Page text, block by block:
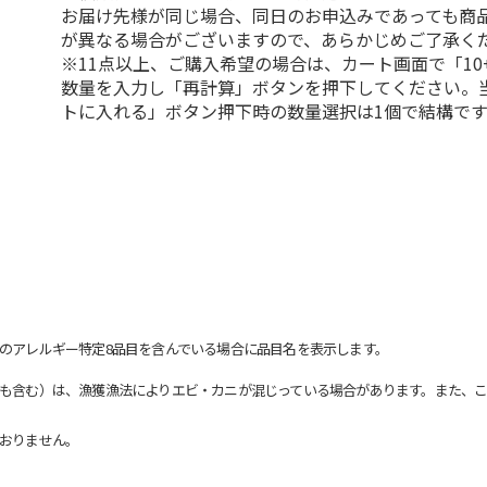
お届け先様が同じ場合、同日のお申込みであっても商
が異なる場合がございますので、あらかじめご了承く
※11点以上、ご購入希望の場合は、カート画面で「
数量を入力し「再計算」ボタンを押下してください。
トに入れる」ボタン押下時の数量選択は1個で結構で
レルギー特定8品目を含んでいる場合に品目名を表示します。
む）は、漁獲漁法によりエビ・カニが混じっている場合があります。また、
ません。